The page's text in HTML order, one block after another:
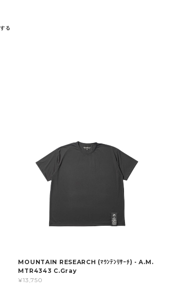
る
MOUNTAIN RESEARCH (ﾏｳﾝﾃﾝﾘｻｰﾁ) - A.M.
MTR4343 C.Gray
¥13,750